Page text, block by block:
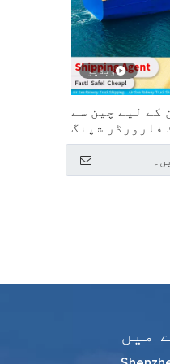
ویڈیو
کے لیے چین سے
فارورڈر شپنگ
میں